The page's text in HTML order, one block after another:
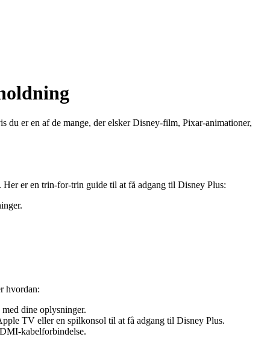
er en af de mange, der elsker Disney-film, Pixar-animationer,
er en trin-for-trin guide til at få adgang til Disney Plus:
hvordan:
dine oplysninger.
TV eller en spilkonsol til at få adgang til Disney Plus.
kabelforbindelse.